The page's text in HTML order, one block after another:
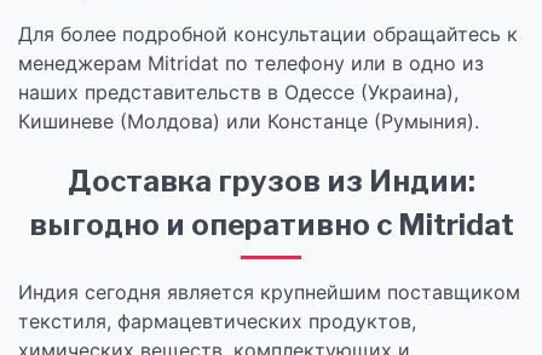
Для более подробной консультации обращайтесь к
менеджерам Mitridat по телефону или в одно из
наших представительств в Одессе (Украина),
Кишиневе (Молдова) или Констанце (Румыния).
Доставка грузов из Индии:
выгодно и оперативно с Mitridat
Индия сегодня является крупнейшим поставщиком
текстиля, фармацевтических продуктов,
химических веществ, комплектующих и